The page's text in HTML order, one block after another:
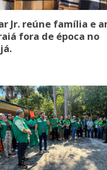
Jr. reúne família e
fora de época no